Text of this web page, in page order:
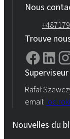
Nous
Trouve
Rafał
email:
Nouvelles du